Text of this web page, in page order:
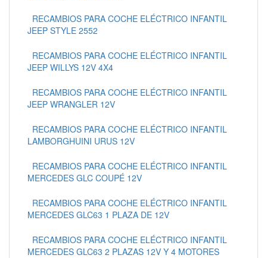
RECAMBIOS PARA COCHE ELÉCTRICO INFANTIL
JEEP STYLE 2552
RECAMBIOS PARA COCHE ELÉCTRICO INFANTIL
JEEP WILLYS 12V 4X4
RECAMBIOS PARA COCHE ELÉCTRICO INFANTIL
JEEP WRANGLER 12V
RECAMBIOS PARA COCHE ELÉCTRICO INFANTIL
LAMBORGHUINI URUS 12V
RECAMBIOS PARA COCHE ELÉCTRICO INFANTIL
MERCEDES GLC COUPÉ 12V
RECAMBIOS PARA COCHE ELÉCTRICO INFANTIL
MERCEDES GLC63 1 PLAZA DE 12V
RECAMBIOS PARA COCHE ELÉCTRICO INFANTIL
MERCEDES GLC63 2 PLAZAS 12V Y 4 MOTORES